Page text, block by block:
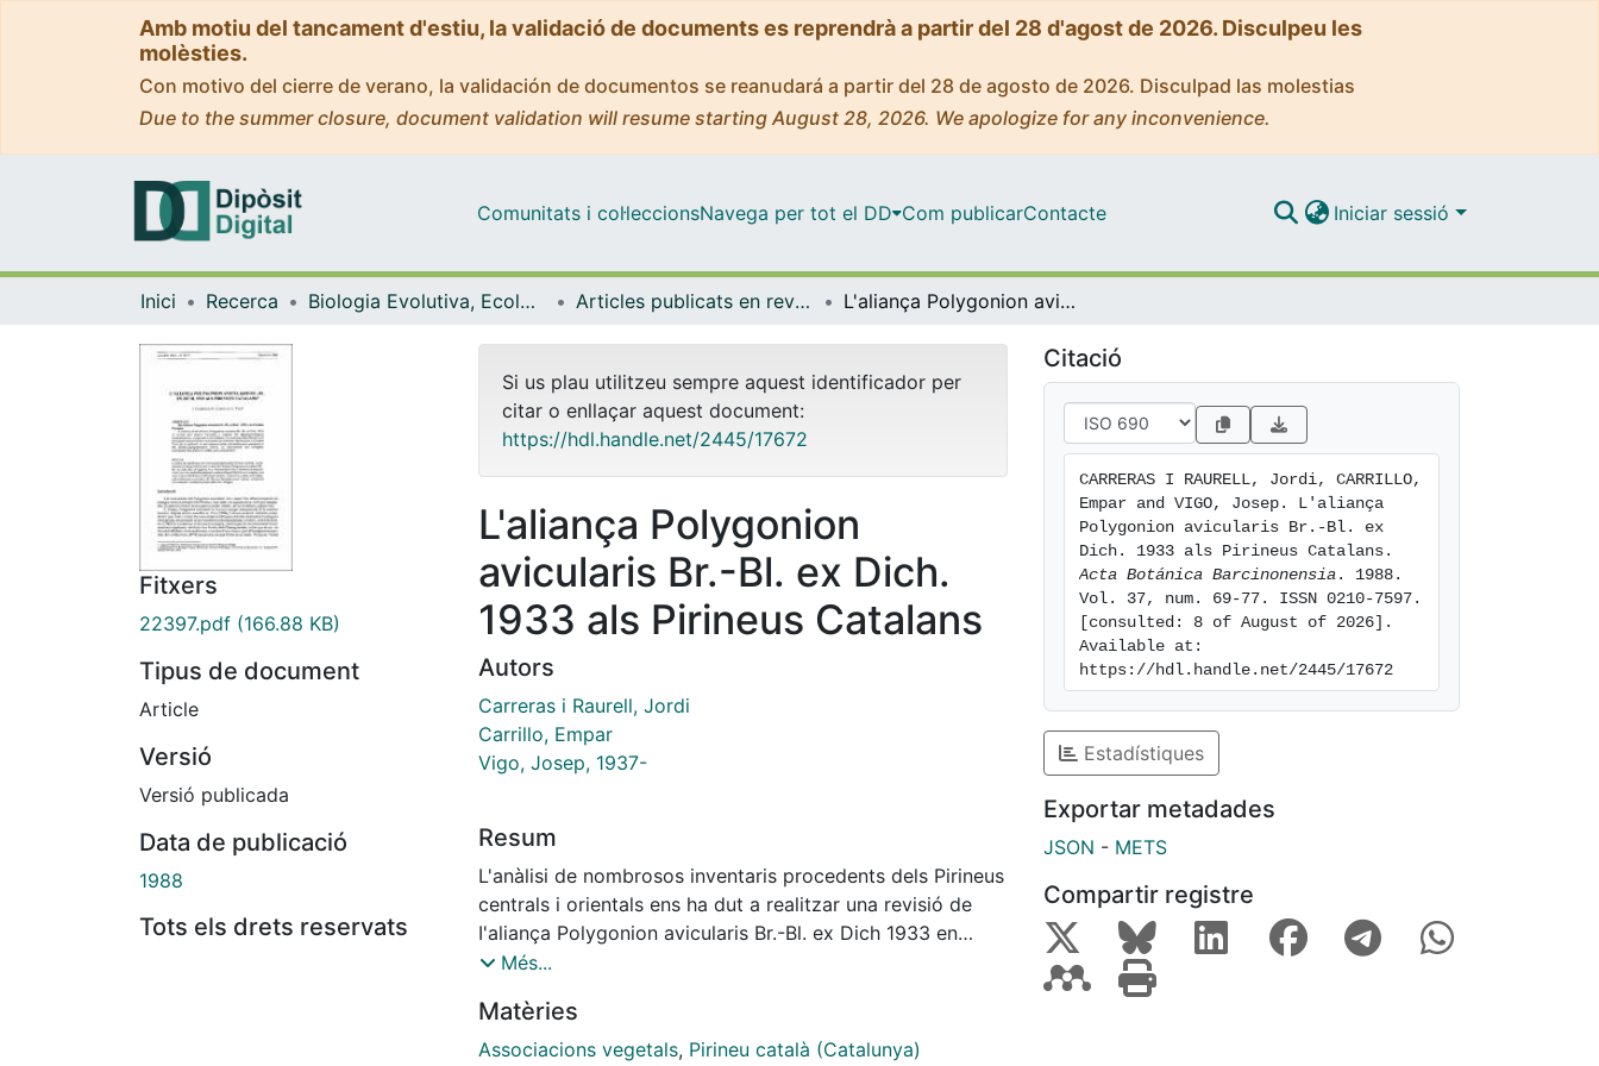
Amb motiu del tancament d'estiu, la validació de documents es reprendrà a partir del 28 d'agost de 2026. Disculpeu les
molèsties.
Con motivo del cierre de verano, la validación de documentos se reanudará a partir del 28 de agosto de 2026. Disculpad las molestias
Due to the summer closure, document validation will resume starting August 28, 2026. We apologize for any inconvenience.
Comunitats i col·leccionsNavega per tot el DD Com publicarContacte Iniciar sessió
Inici Recerca Biologia Evolutiva, Ecologia i Ciències Ambientals Articles publicats en revistes (Biologia Evolutiva, Ecologia i Ciències Ambientals) L'aliança Polygonion avicularis Br.-Bl. ex Dich. 1933 als Pirineus Catalans
Fitxers
22397.pdf (166.88 KB)
Tipus de document
Article
Versió
Versió publicada
Data de publicació
1988
Tots els drets reservats
Si us plau utilitzeu sempre aquest identificador per
citar o enllaçar aquest document:
https://hdl.handle.net/2445/17672
L'aliança Polygonion
avicularis Br.-Bl. ex Dich.
1933 als Pirineus Catalans
Autors
Carreras i Raurell, Jordi
Carrillo, Empar
Vigo, Josep, 1937-
Resum
L'anàlisi de nombrosos inventaris procedents dels Pirineus
centrals i orientals ens ha dut a realitzar una revisió de
I'aliança Polygonion avicularis Br.-Bl. ex Dich 1933 en
aquesta àrea. Reconeixem fins al moment sis associacions
ecologica, així com la seva distribució als Pirineus
catalans. Descrivim, a més, una subass. scleranthetosum
Més...
Matèries
Associacions vegetals, Pirineu català (Catalunya)
Citació
CARRERAS I RAURELL, Jordi, CARRILLO,
Empar and VIGO, Josep. L'aliança
Polygonion avicularis Br.-Bl. ex
Acta Botánica Barcinonensia . 1988.
Vol. 37, num. 69-77. ISSN 0210-7597.
[consulted: 8 of August of 2026].
Available at:
https://hdl.handle.net/2445/17672
Estadístiques
Exportar metadades
JSON - METS
Compartir registre